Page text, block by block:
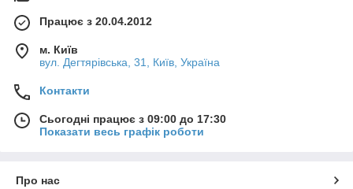
Працює з 20.04.2012
м. Київ
вул. Дегтярівська, 31, Київ, Україна
Контакти
Сьогодні працює з 09:00 до 17:30
Показати весь графік роботи
Про нас